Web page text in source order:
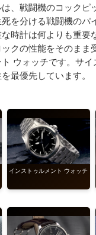
、戦闘機のコックピ
を分ける戦闘機のパ
時計は何よりも重要
クの性能をそのまま
ウォッチです。サイ
最優先しています。
インストゥルメント ウォッチ